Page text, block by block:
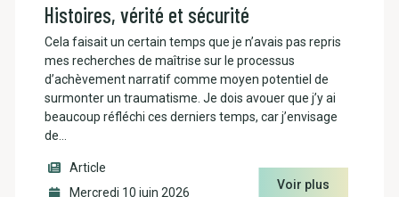
Histoires, vérité et sécurité
Cela faisait un certain temps que je n’avais pas repris
mes recherches de maîtrise sur le processus
d’achèvement narratif comme moyen potentiel de
surmonter un traumatisme. Je dois avouer que j’y ai
beaucoup réfléchi ces derniers temps, car j’envisage
de…
Article
Mercredi 10 juin 2026
Voir plus